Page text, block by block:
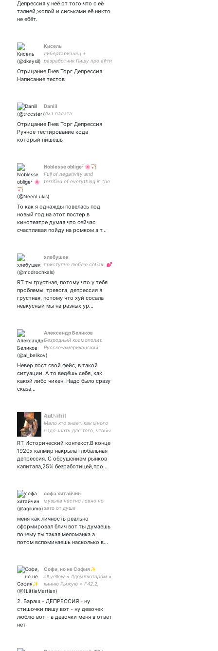
Депрессия у неё от того,что с её
талией,жопой и сиськами её никто
не ебёт.
Кисель
либертарианец +
разработчик Пишу про айти
Телеграм -
Отрицание Гнев Торг Депрессия
Написание тестов
Daniil
Ума палата
Отрицание Гнев Торг Депрессия
Ручное тестирование кода
который пишешь
Noblesse oblige⁷ 🌸🏹
Full of negativity and
terrified of everything in the
but sometimes Im classy |
#engene 🖤 #stay ❤️
То как я однажды повелась под
новый год на этот постер в
кинотеатре думая что сейчас
счастливая пойду на ромком а т…
хлебушек
приступно люблю собак. 💕
RT ты грустная, потому что у тебя
проблемы, тревога, депрессия я
грустная, потому что хуй сосала
невкусный мы на разных ур…
Александр Беликов
Безродный космополит.
Русско-американский
пенсионер. Интересуюсь
что не интересно, не
интересуюсь.
Невер лост свой фейс, в такой
ситуации. А то ведёшь себя, как
какой либо чикен! Надо было сразу
сказа…
𝔸𝕦𝕥ℕ𝕚𝕙𝕚𝕝
Мало кто знает, как много
надо знать для того, чтобы
знаем... (Густав Наан). Non
indignari, поп admirari, sed
intelligere.
RT Исторический контекст.В конце
1920х капмир накрыла глобальная
депрессия. С обрушением рынков
капитала,25% безработицей,про…
софа хитайчин
музыка честно говно но
зато от души
меня как личность реально
сформировал блич вот ты думаешь
почему ты такая меломанка а
потом вспоминаешь насколько в…
Софи, но не София✨
all yellow × #домвкотором ×
кинню Рыжую × F42.2,
F48.1, F50 × люблю кофе,
татушки, книжки, солнце и
людей
2. Бараш - ДЕПРЕССИЯ - ну
стишочки пишу вот - ну девочек
люблю вот - а девочки меня в ответ
нет